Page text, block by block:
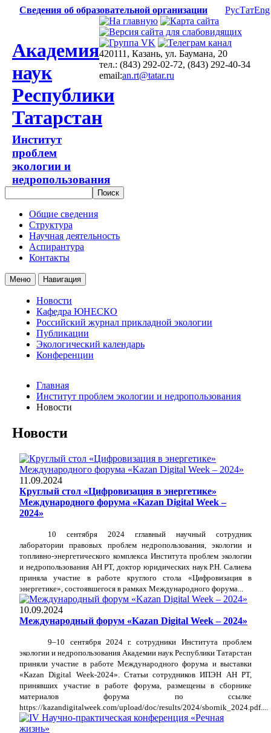
Сведения об образовательной организации РусТатEng
Академия
наук
Республики
Татарстан
Институт
проблем
экологии и
недропользования
420111, Казань, ул. Баумана, 20
тел.: (843) 292-02-72, (843) 292-40-34
email:an.rt@tatar.ru
Общие сведения
Структура
Научная деятельность
Аспирантура
Контакты
Меню Навигация
Новости
Кафедра ЮНЕСКО
Российский журнал прикладной экологии
Публикации
Экологический календарь
Конференции
Главная
Институт проблем экологии и недропользования
Новости
Новости
11.09.2024
Круглый стол «Цифровизация в энергетике»
Международного форума «Kazan Digital Week –
2024»
10 сентября 2024 г.главный научный сотрудник
лаборатории правовых проблем недропользования, экологии и
топливно-энергетического комплекса Института проблем экологии
и недропользования АН РТ, доктор юридических наук Р.Н. Салиева
приняла участие в работе круглого стола «Цифровизация в
энергетике», состоявшегося в рамках Международного форума...
10.09.2024
Международный форум «Kazan Digital Week – 2024»
9–10 сентября 2024 г. сотрудники Института проблем
экологии и недропользования Академии наук Республики Татарстан
приняли участие в работе Международного форума и выставки
«Kazan Digital Week-2024». Статьи сотрудников ИПЭН АН РТ,
принявших участие в работе форума, размещены в сборнике
материаловфорума по ссылке
https://kazandigitalweek.com/upload/doc/results/2024/sbornik_2024.pdf....